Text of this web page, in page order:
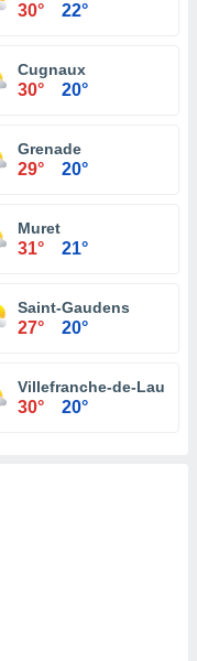
30° 22°
Cugnaux
30° 20°
Grenade
29° 20°
Muret
31° 21°
Saint-Gaudens
27° 20°
Villefranche-de-
30° 20°